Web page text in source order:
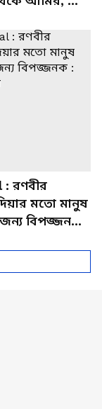
: রণবীর
মতো মানুষ
বিপজ্জনক :